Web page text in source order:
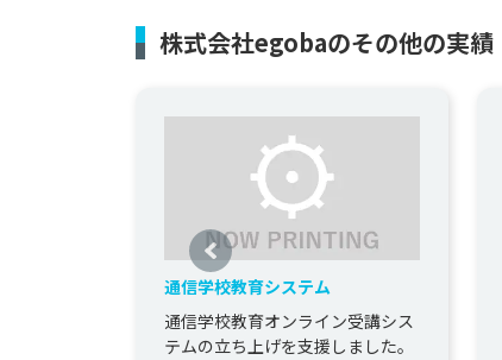
株式会社egobaのその他の実績
通信学校教育システム
通信学校教育オンライン受講シス
テムの立ち上げを支援しました。